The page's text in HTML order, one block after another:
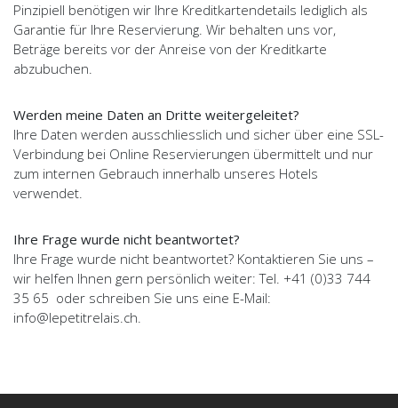
Pinzipiell benötigen wir Ihre Kreditkartendetails lediglich als
Garantie für Ihre Reservierung. Wir behalten uns vor,
Beträge bereits vor der Anreise von der Kreditkarte
abzubuchen.
Werden meine Daten an Dritte weitergeleitet?
Ihre Daten werden ausschliesslich und sicher über eine SSL-
Verbindung bei Online Reservierungen übermittelt und nur
zum internen Gebrauch innerhalb unseres Hotels
verwendet.
Ihre Frage wurde nicht beantwortet?
Ihre Frage wurde nicht beantwortet? Kontaktieren Sie uns –
wir helfen Ihnen gern persönlich weiter: Tel. +41 (0)33 744
35 65 oder schreiben Sie uns eine E-Mail:
info@lepetitrelais.ch.